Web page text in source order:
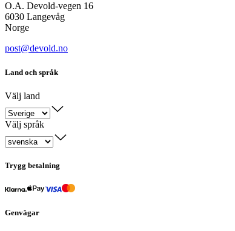
O.A. Devold-vegen 16
6030 Langevåg
Norge
post@devold.no
Land och språk
Välj land
Välj språk
Trygg betalning
Genvägar